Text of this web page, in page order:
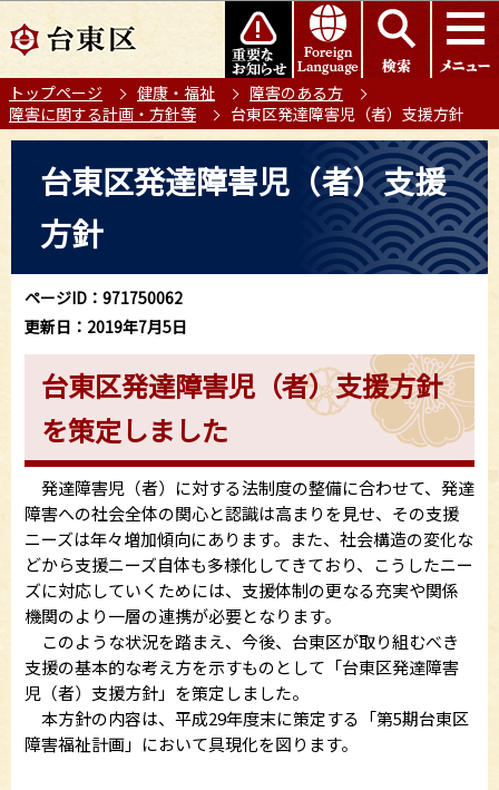
の
ー
ジ
このページの本文へ移動
トップページ 健康・福祉
障害のある方
障害に関する計画・方針等
台東区発達障害児（者）支援方針
ら
台東区発達障害児（者）支援
方針
ページID：971750062
更新日：2019年7月5日
台東区発達障害児（者）支援方針
を策定しました
発達障害児（者）に対する法制度の整備に合わせて、発達
障害への社会全体の関心と認識は高まりを見せ、その支援
ニーズは年々増加傾向にあります。また、社会構造の変化な
どから支援ニーズ自体も多様化してきており、こうしたニー
ズに対応していくためには、支援体制の更なる充実や関係
機関のより一層の連携が必要となります。
このような状況を踏まえ、今後、台東区が取り組むべき
支援の基本的な考え方を示すものとして「台東区発達障害
児（者）支援方針」を策定しました。
本方針の内容は、平成29年度末に策定する「第5期台東区
障害福祉計画」において具現化を図ります。